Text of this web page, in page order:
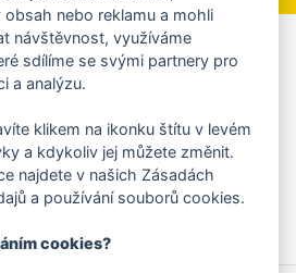
Mobilní rozhlas
mobilu či mailu upozornění na
na kulturní a sportovní akce?
o aplikaci
nebo reklamu a mohli
návštěvnost, využíváme
sdílíme se svými partnery pro
a analýzu.
klikem na ikonku štítu v levém
a kdykoliv jej můžete změnit.
najdete v našich Zásadách
a používání souborů cookies.
cookies?